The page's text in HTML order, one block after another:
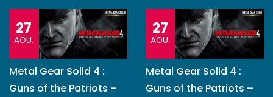
27
AOU.
Metal Gear Solid 4 :
Guns of the Patriots –
27
AOU.
Metal Gear Solid 4 :
Guns of the Patriots –